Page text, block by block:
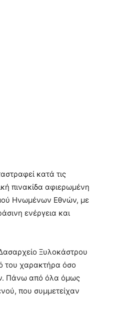
κατά τις
πινακίδα αφιερωμένη
Ηνωμένων Εθνών, με
ενέργεια και
Ξυλοκάστρου
του χαρακτήρα όσο
Πάνω από όλα όμως
που συμμετείχαν